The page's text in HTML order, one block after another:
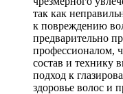
так как
к повреждению
предварительно
профессионалом,
состав и технику
подход к
здоровье волос и